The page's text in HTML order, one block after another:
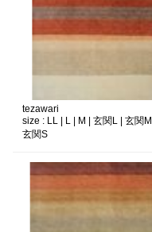
tezawari
size : LL | L | M | 玄関L | 玄関M |
玄関S